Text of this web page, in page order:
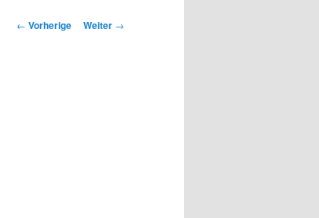
Beitrags-
← Vorherige Weiter →